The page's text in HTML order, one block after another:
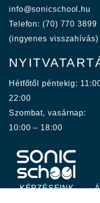
info@sonicschool.hu
Telefon: (70) 770 3899
(ingyenes visszahívás)
Hétfőtől péntekig:
22:00
Szombat, vasárnap:
10:00 – 18:00
KÉPZÉSEINK